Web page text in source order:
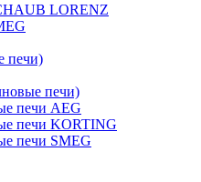
LORENZ
печи)
печи)
печи AEG
печи KORTING
печи SMEG